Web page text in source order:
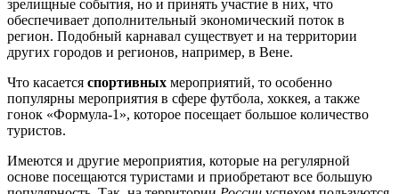
зрелищные события, но и принять участие в них, что
обеспечивает дополнительный экономический поток в
регион. Подобный карнавал существует и на территории
других городов и регионов, например, в Вене.
Что касается спортивных мероприятий, то особенно
популярны мероприятия в сфере футбола, хоккея, а также
гонок «Формула-1», которое посещает большое количество
туристов.
Имеются и другие мероприятия, которые на регулярной
основе посещаются туристами и приобретают все большую